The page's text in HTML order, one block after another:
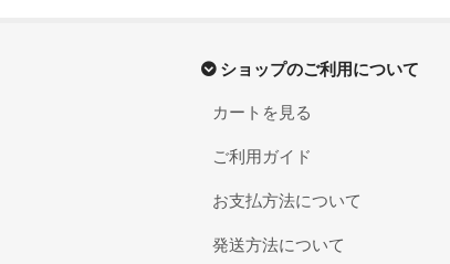
ショップのご利用について
カートを見る
ご利用ガイド
お支払方法について
発送方法について